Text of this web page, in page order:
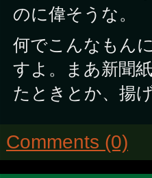
のに偉そうな。
何でこんなもん
すよ。まあ新聞
たときとか、揚
Comments (0)